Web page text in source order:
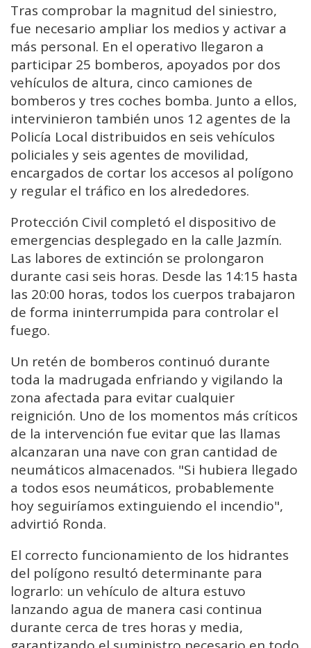
Tras comprobar la magnitud del siniestro,
fue necesario ampliar los medios y activar a
más personal. En el operativo llegaron a
participar 25 bomberos, apoyados por dos
vehículos de altura, cinco camiones de
bomberos y tres coches bomba. Junto a ellos,
intervinieron también unos 12 agentes de la
Policía Local distribuidos en seis vehículos
policiales y seis agentes de movilidad,
encargados de cortar los accesos al polígono
y regular el tráfico en los alrededores.
Protección Civil completó el dispositivo de
emergencias desplegado en la calle Jazmín.
Las labores de extinción se prolongaron
durante casi seis horas. Desde las 14:15 hasta
las 20:00 horas, todos los cuerpos trabajaron
de forma ininterrumpida para controlar el
fuego.
Un retén de bomberos continuó durante
toda la madrugada enfriando y vigilando la
zona afectada para evitar cualquier
reignición. Uno de los momentos más críticos
de la intervención fue evitar que las llamas
alcanzaran una nave con gran cantidad de
neumáticos almacenados. "Si hubiera llegado
a todos esos neumáticos, probablemente
hoy seguiríamos extinguiendo el incendio",
advirtió Ronda.
El correcto funcionamiento de los hidrantes
del polígono resultó determinante para
lograrlo: un vehículo de altura estuvo
lanzando agua de manera casi continua
durante cerca de tres horas y media,